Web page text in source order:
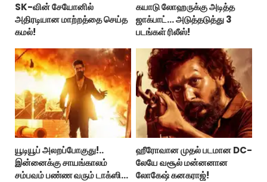
SK-வின் சேயோனில்
அதிரடியான மாற்றத்தை செய்த
கமல்!
கயாடு லோஹருக்கு அடித்த
ஜாக்பாட்... அடுத்தடுத்து 3
படங்கள் ரிலீஸ்!
யூடியூப் அலறப்போகுது!..
இன்னைக்கு சாயங்காலம்
சம்பவம் பண்ண வரும் டாக்ஸிக்
ஹீரோவான முதல் படமான DC-
லேயே வசூல் மன்னனான
லோகேஷ் கனகராஜ்!